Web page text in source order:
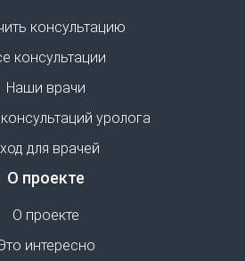
консультацию
консультации
Наши врачи
уролога
для врачей
О проекте
О проекте
интересно